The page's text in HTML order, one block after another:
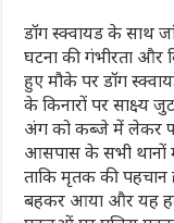
डॉग स्क्वायड के साथ
घटना की गंभीरता
हुए मौके पर डॉग
के किनारों पर साक्ष्य
अंग को कब्जे में लेकर
आसपास के सभी थानों में
ताकि मृतक की
बहकर आया और यह